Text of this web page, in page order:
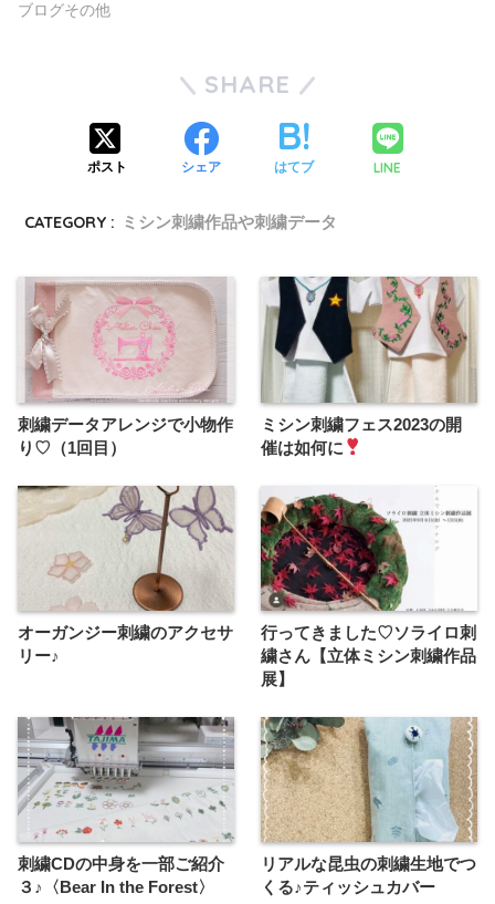
ブログその他
SHARE
ポスト シェア はてブ LINE
CATEGORY : ミシン刺繍作品や刺繍データ
刺繍データアレンジで小物作
り♡（1回目）
ミシン刺繍フェス2023の開
催は如何に
オーガンジー刺繍のアクセサ
リー♪
行ってきました♡ソライロ刺
繍さん【立体ミシン刺繍作品
展】
刺繍CDの中身を一部ご紹介
３♪〈Bear In the Forest〉
リアルな昆虫の刺繍生地でつ
くる♪ティッシュカバー